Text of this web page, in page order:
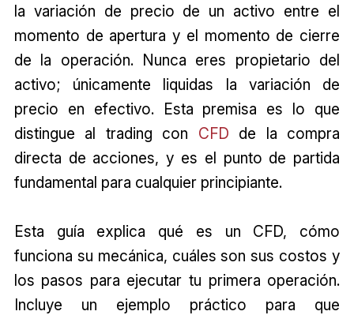
la variación de precio de un activo entre el
momento de apertura y el momento de cierre
de la operación. Nunca eres propietario del
activo; únicamente liquidas la variación de
precio en efectivo. Esta premisa es lo que
distingue al trading con CFD de la compra
directa de acciones, y es el punto de partida
fundamental para cualquier principiante.
Esta guía explica qué es un CFD, cómo
funciona su mecánica, cuáles son sus costos y
los pasos para ejecutar tu primera operación.
Incluye un ejemplo práctico para que